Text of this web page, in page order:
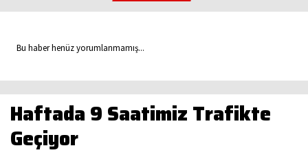
Bu haber henüz yorumlanmamış...
Haftada 9 Saatimiz Trafikte
Geçiyor